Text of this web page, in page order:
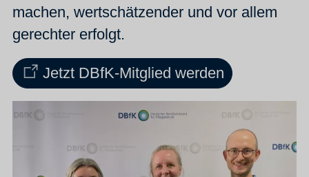
machen, wertschätzender und vor allem
gerechter erfolgt.
Jetzt DBfK-Mitglied werden